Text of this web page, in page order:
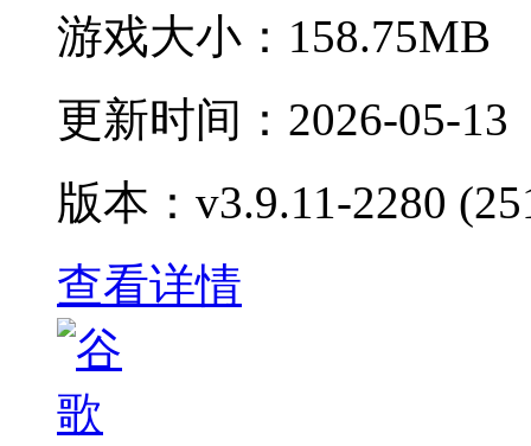
游戏大小： 158.75MB
更新时间： 2026-05-13
版本：v3.9.11-2280
查看详情